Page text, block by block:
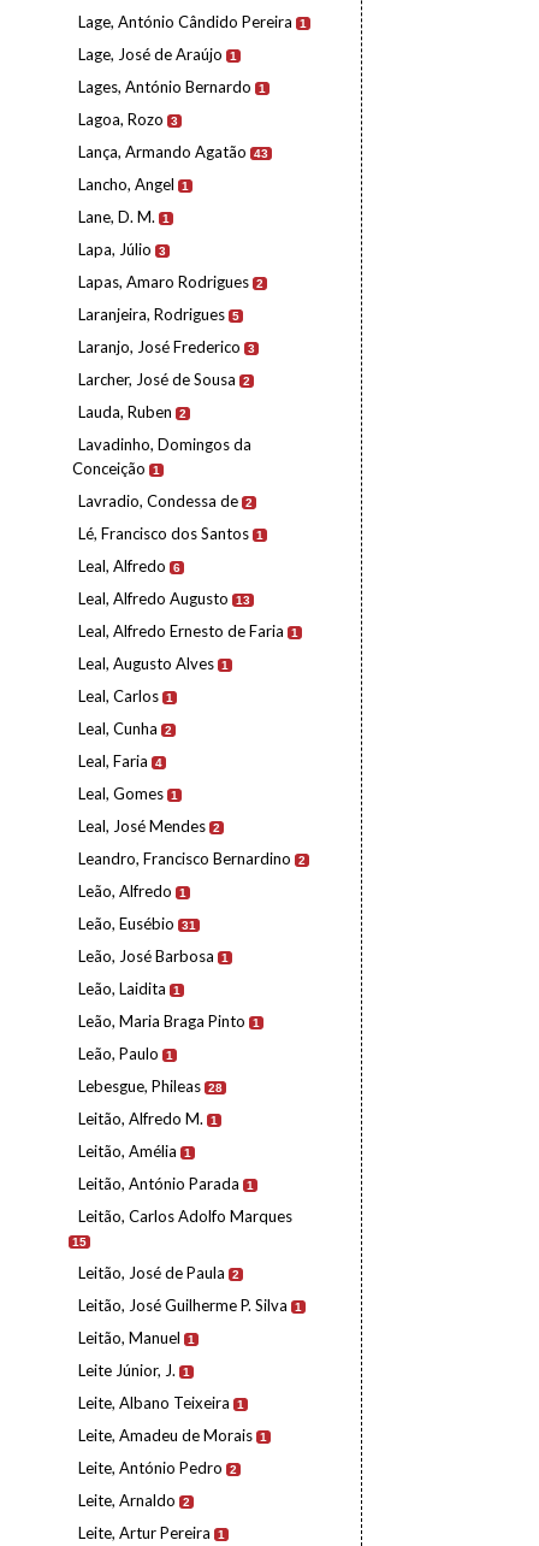
Lage, António Cândido Pereira 1
Lage, José de Araújo 1
Lages, António Bernardo 1
Lagoa, Rozo 3
Lança, Armando Agatão 43
Lancho, Angel 1
Lane, D. M. 1
Lapa, Júlio 3
Lapas, Amaro Rodrigues 2
Laranjeira, Rodrigues 5
Laranjo, José Frederico 3
Larcher, José de Sousa 2
Lauda, Ruben 2
Lavadinho, Domingos da
Conceição
1
Lavradio, Condessa de 2
Lé, Francisco dos Santos 1
Leal, Alfredo 6
Leal, Alfredo Augusto 13
Leal, Alfredo Ernesto de Faria 1
Leal, Augusto Alves 1
Leal, Carlos 1
Leal, Cunha 2
Leal, Faria 4
Leal, Gomes 1
Leal, José Mendes 2
Leandro, Francisco Bernardino 2
Leão, Alfredo 1
Leão, Eusébio 31
Leão, José Barbosa 1
Leão, Laidita 1
Leão, Maria Braga Pinto 1
Leão, Paulo 1
Lebesgue, Phileas 28
Leitão, Alfredo M. 1
Leitão, Amélia 1
Leitão, António Parada 1
Leitão, Carlos Adolfo Marques
15
Leitão, José de Paula 2
Leitão, José Guilherme P. Silva 1
Leitão, Manuel 1
Leite Júnior, J. 1
Leite, Albano Teixeira 1
Leite, Amadeu de Morais 1
Leite, António Pedro 2
Leite, Arnaldo 2
Leite, Artur Pereira 1